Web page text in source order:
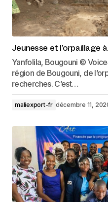
Jeunesse et l’orpaillage
Yanfolila, Bougouni ©
région de Bougouni, de
recherches. C’est…
maliexport-fr décembre 11,